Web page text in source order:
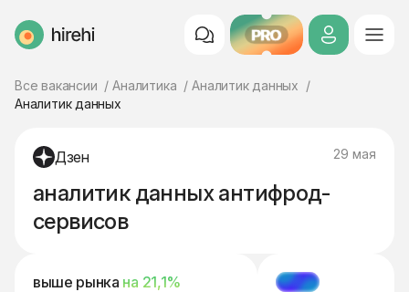
HireHi PRO
Все вакансии Аналитика
Аналитик данных
Аналитик данных
Дзен 29 мая
аналитик данных антифрод-
сервисов
выше рынка на 21,1%
МЭТЧ